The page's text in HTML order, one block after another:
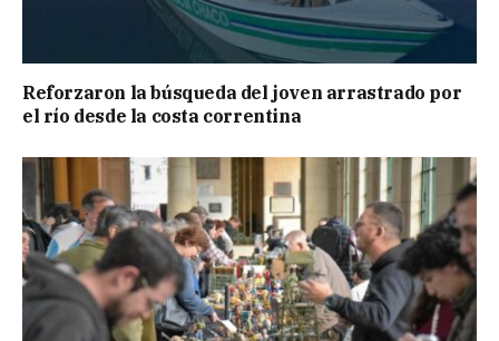
Reforzaron la búsqueda del joven arrastrado por
el río desde la costa correntina